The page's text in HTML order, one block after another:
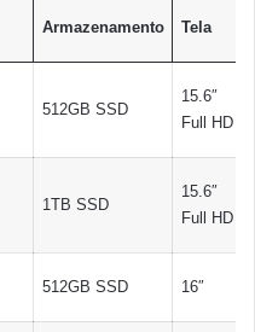
Armazenamento Tela
512GB SSD
15.6″
Full HD
1TB SSD
15.6″
Full HD
512GB SSD 16″